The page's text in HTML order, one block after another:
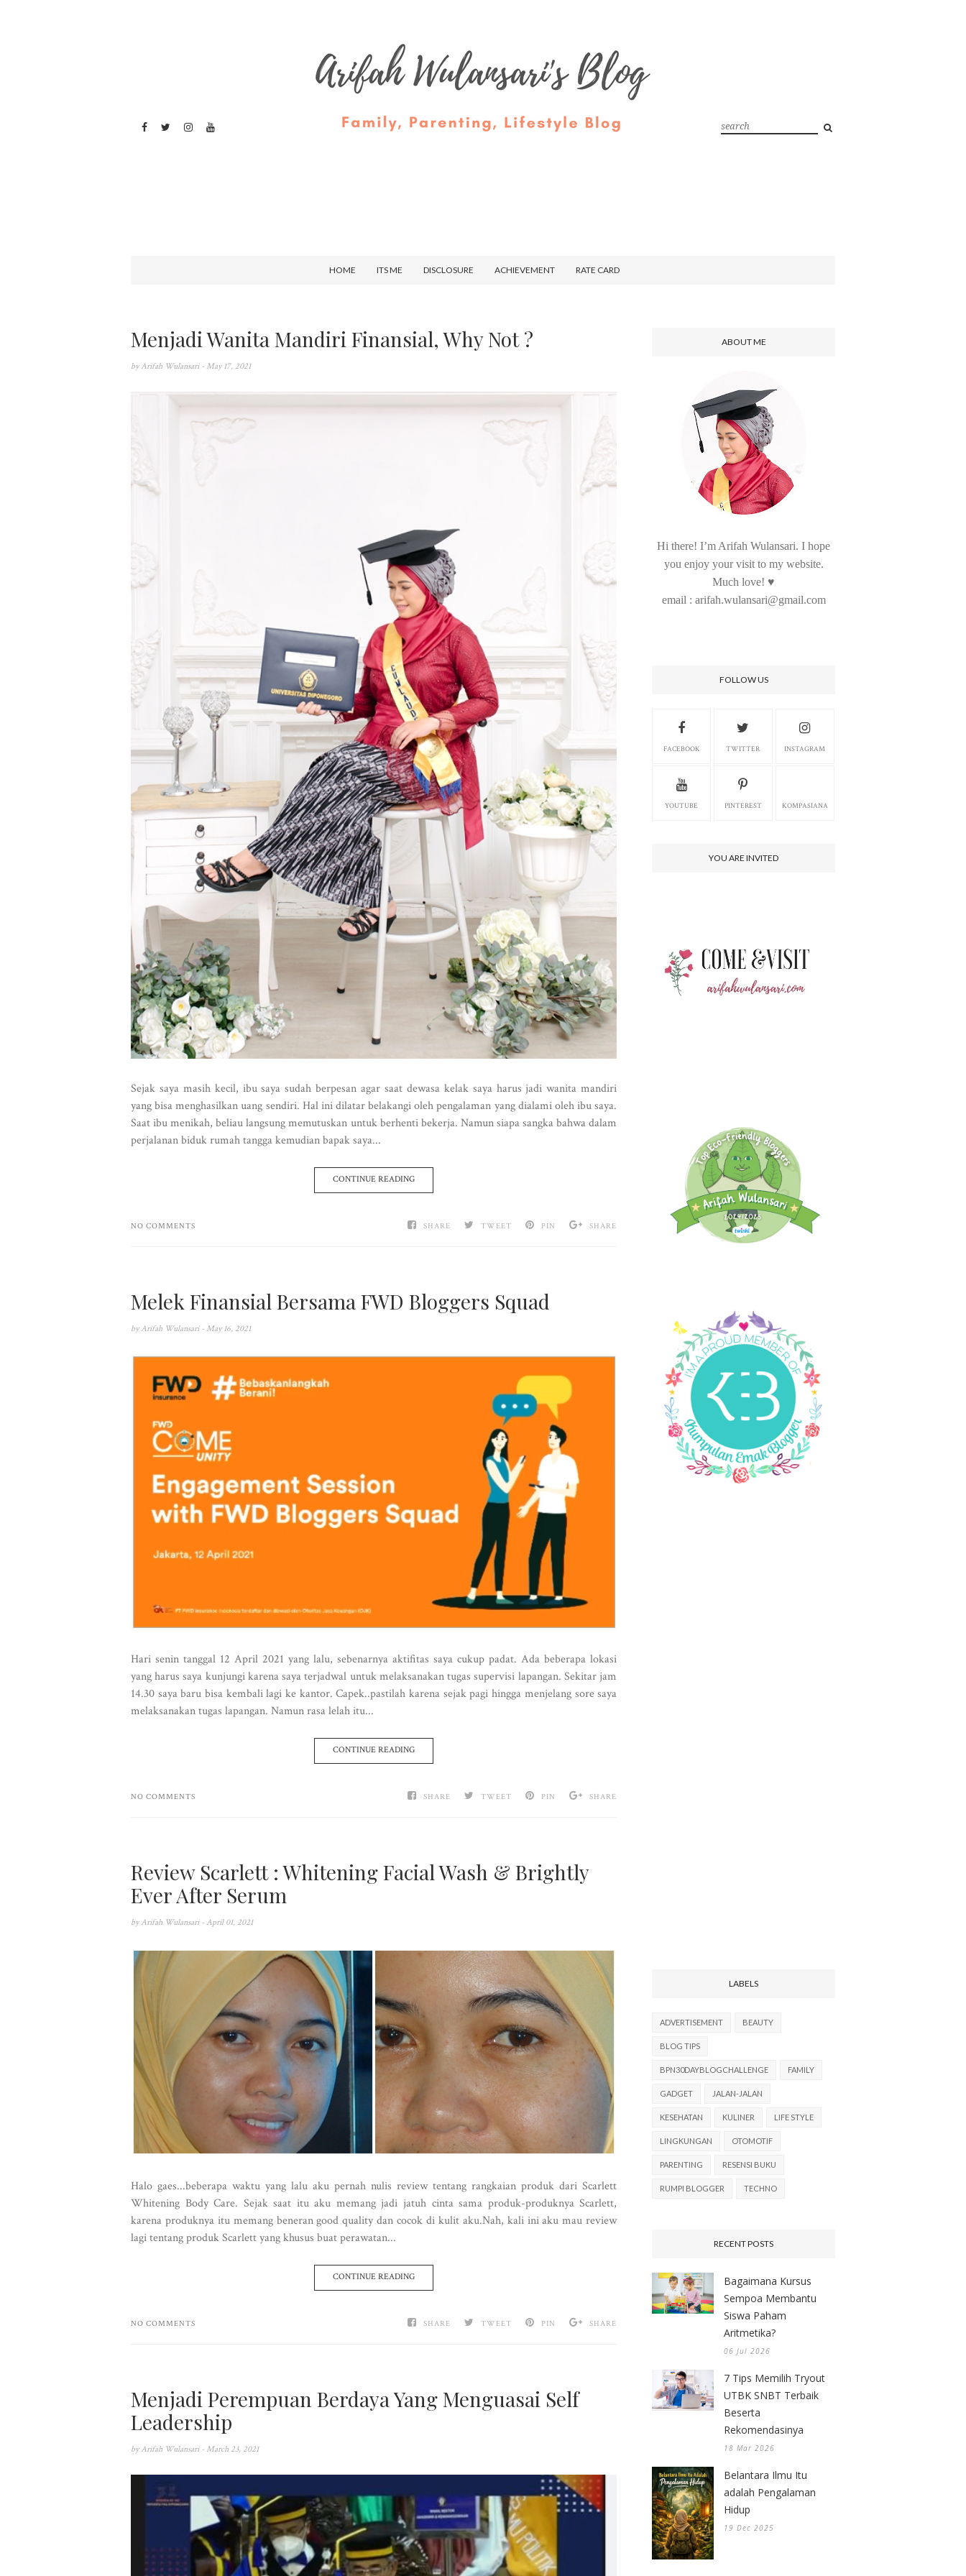
HOME ITS ME DISCLOSURE ACHIEVEMENT RATE CARD
Menjadi Wanita Mandiri Finansial, Why Not ?
by Arifah Wulansari - May 17, 2021
Sejak saya masih kecil, ibu saya sudah berpesan agar saat dewasa kelak saya harus jadi wanita mandiri
yang bisa menghasilkan uang sendiri. Hal ini dilatar belakangi oleh pengalaman yang dialami oleh ibu saya.
Saat ibu menikah, beliau langsung memutuskan untuk berhenti bekerja. Namun siapa sangka bahwa dalam
perjalanan biduk rumah tangga kemudian bapak saya...
CONTINUE READING
SHARE TWEET PIN SHARE
NO COMMENTS
Melek Finansial Bersama FWD Bloggers Squad
by Arifah Wulansari - May 16, 2021
Hari senin tanggal 12 April 2021 yang lalu, sebenarnya aktifitas saya cukup padat. Ada beberapa lokasi
yang harus saya kunjungi karena saya terjadwal untuk melaksanakan tugas supervisi lapangan. Sekitar jam
14.30 saya baru bisa kembali lagi ke kantor. Capek..pastilah karena sejak pagi hingga menjelang sore saya
melaksanakan tugas lapangan. Namun rasa lelah itu...
CONTINUE READING
SHARE TWEET PIN SHARE
NO COMMENTS
Review Scarlett : Whitening Facial Wash & Brightly
Ever After Serum
by Arifah Wulansari - April 01, 2021
Halo gaes...beberapa waktu yang lalu aku pernah nulis review tentang rangkaian produk dari Scarlett
Whitening Body Care. Sejak saat itu aku memang jadi jatuh cinta sama produk-produknya Scarlett,
karena produknya itu memang beneran good quality dan cocok di kulit aku.Nah, kali ini aku mau review
lagi tentang produk Scarlett yang khusus buat perawatan...
CONTINUE READING
SHARE TWEET PIN SHARE
NO COMMENTS
Menjadi Perempuan Berdaya Yang Menguasai Self
Leadership
by Arifah Wulansari - March 23, 2021
ABOUT ME
Hi there! I’m Arifah Wulansari. I hope
you enjoy your visit to my website.
Much love! ♥
email : arifah.wulansari@gmail.com
FOLLOW US
FACEBOOK TWITTER INSTAGRAM
YOUTUBE PINTEREST KOMPASIANA
YOU ARE INVITED
LABELS
ADVERTISEMENT BEAUTY
BLOG TIPS
BPN30DAYBLOGCHALLENGE FAMILY
GADGET JALAN-JALAN
KESEHATAN KULINER LIFE STYLE
LINGKUNGAN OTOMOTIF
PARENTING RESENSI BUKU
RUMPI BLOGGER TECHNO
RECENT POSTS
Bagaimana Kursus
Sempoa Membantu
Siswa Paham
Aritmetika?
06 Jul 2026
7 Tips Memilih Tryout
UTBK SNBT Terbaik
Beserta
Rekomendasinya
18 Mar 2026
Belantara Ilmu Itu
adalah Pengalaman
Hidup
19 Dec 2025